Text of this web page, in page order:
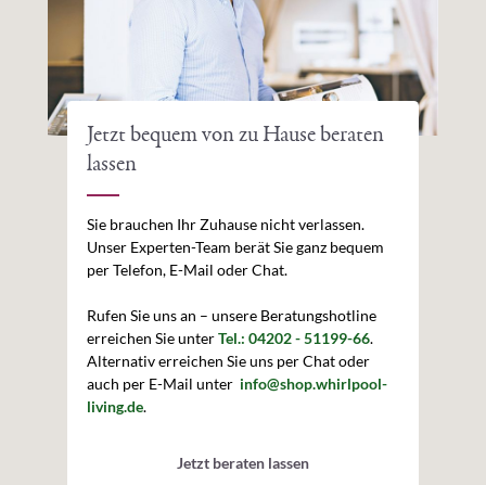
Jetzt bequem von zu Hause beraten
lassen
Sie brauchen Ihr Zuhause nicht verlassen.
Unser Experten-Team berät Sie ganz bequem
per Telefon, E-Mail oder Chat.
Rufen Sie uns an – unsere Beratungshotline
erreichen Sie unterTel.: 04202 - 51199-66.
Alternativ erreichen Sie uns per Chat oder
auch per E-Mail unter info@shop.whirlpool-
living.de.
Jetzt beraten lassen